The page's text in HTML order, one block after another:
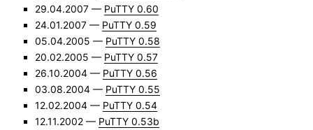
29.04.2007 — PuTTY 0.60
24.01.2007 — PuTTY 0.59
05.04.2005 — PuTTY 0.58
20.02.2005 — PuTTY 0.57
26.10.2004 — PuTTY 0.56
03.08.2004 — PuTTY 0.55
12.02.2004 — PuTTY 0.54
12.11.2002 — PuTTY 0.53b